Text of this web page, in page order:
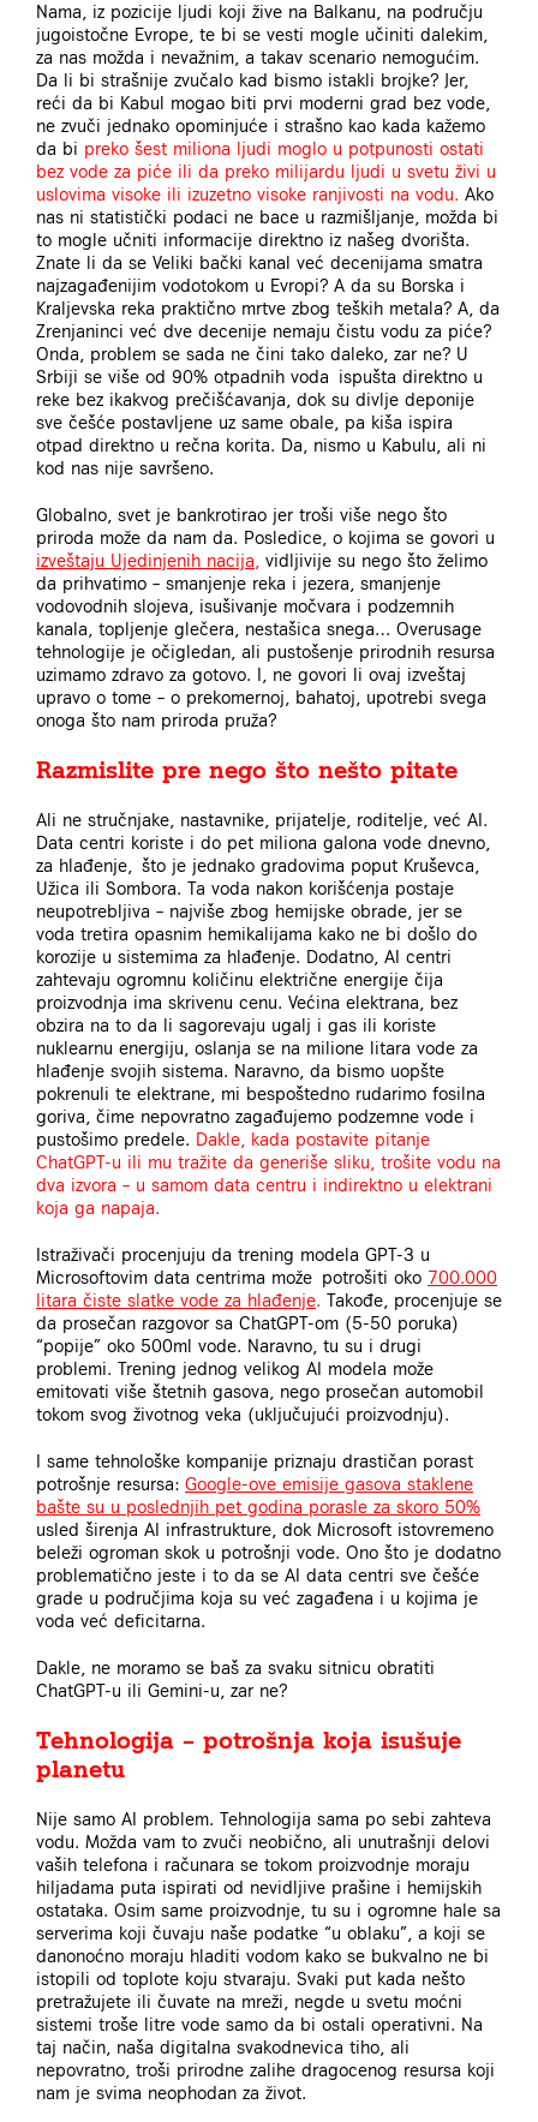
Nama, iz pozicije ljudi koji žive na Balkanu, na području
jugoistočne Evrope, te bi se vesti mogle učiniti dalekim,
za nas možda i nevažnim, a takav scenario nemogućim.
Da li bi strašnije zvučalo kad bismo istakli brojke? Jer,
reći da bi Kabul mogao biti prvi moderni grad bez vode,
ne zvuči jednako opominjuće i strašno kao kada kažemo
da bi preko šest miliona ljudi moglo u potpunosti ostati
bez vode za piće ili da preko milijardu ljudi u svetu živi u
uslovima visoke ili izuzetno visoke ranjivosti na vodu. Ako
nas ni statistički podaci ne bace u razmišljanje, možda bi
to mogle učniti informacije direktno iz našeg dvorišta.
Znate li da se Veliki bački kanal već decenijama smatra
najzagađenijim vodotokom u Evropi? A da su Borska i
Kraljevska reka praktično mrtve zbog teških metala? A, da
Zrenjaninci već dve decenije nemaju čistu vodu za piće?
Onda, problem se sada ne čini tako daleko, zar ne? U
Srbiji se više od 90% otpadnih voda ispušta direktno u
reke bez ikakvog prečišćavanja, dok su divlje deponije
sve češće postavljene uz same obale, pa kiša ispira
otpad direktno u rečna korita. Da, nismo u Kabulu, ali ni
kod nas nije savršeno.
Globalno, svet je bankrotirao jer troši više nego što
priroda može da nam da. Posledice, o kojima se govori u
izveštaju Ujedinjenih nacija, vidljivije su nego što želimo
da prihvatimo – smanjenje reka i jezera, smanjenje
vodovodnih slojeva, isušivanje močvara i podzemnih
kanala, topljenje glečera, nestašica snega… Overusage
tehnologije je očigledan, ali pustošenje prirodnih resursa
uzimamo zdravo za gotovo. I, ne govori li ovaj izveštaj
upravo o tome – o prekomernoj, bahatoj, upotrebi svega
onoga što nam priroda pruža?
Razmislite pre nego što nešto pitate
Ali ne stručnjake, nastavnike, prijatelje, roditelje, već AI.
Data centri koriste i do pet miliona galona vode dnevno,
za hlađenje, što je jednako gradovima poput Kruševca,
Užica ili Sombora. Ta voda nakon korišćenja postaje
neupotrebljiva – najviše zbog hemijske obrade, jer se
voda tretira opasnim hemikalijama kako ne bi došlo do
korozije u sistemima za hlađenje. Dodatno, AI centri
zahtevaju ogromnu količinu električne energije čija
proizvodnja ima skrivenu cenu. Većina elektrana, bez
obzira na to da li sagorevaju ugalj i gas ili koriste
nuklearnu energiju, oslanja se na milione litara vode za
hlađenje svojih sistema. Naravno, da bismo uopšte
pokrenuli te elektrane, mi bespoštedno rudarimo fosilna
goriva, čime nepovratno zagađujemo podzemne vode i
pustošimo predele. Dakle, kada postavite pitanje
ChatGPT-u ili mu tražite da generiše sliku, trošite vodu na
dva izvora – u samom data centru i indirektno u elektrani
koja ga napaja.
Istraživači procenjuju da trening modela GPT-3 u
Microsoftovim data centrima može potrošiti oko 700.000
litara čiste slatke vode za hlađenje. Takođe, procenjuje se
da prosečan razgovor sa ChatGPT-om (5-50 poruka)
“popije” oko 500ml vode. Naravno, tu su i drugi
problemi. Trening jednog velikog AI modela može
emitovati više štetnih gasova, nego prosečan automobil
tokom svog životnog veka (uključujući proizvodnju).
I same tehnološke kompanije priznaju drastičan porast
potrošnje resursa: Google-ove emisije gasova staklene
bašte su u poslednjih pet godina porasle za skoro 50%
usled širenja AI infrastrukture, dok Microsoft istovremeno
beleži ogroman skok u potrošnji vode. Ono što je dodatno
problematično jeste i to da se AI data centri sve češće
grade u područjima koja su već zagađena i u kojima je
voda već deficitarna.
Dakle, ne moramo se baš za svaku sitnicu obratiti
ChatGPT-u ili Gemini-u, zar ne?
Tehnologija – potrošnja koja isušuje
planetu
Nije samo AI problem. Tehnologija sama po sebi zahteva
vodu. Možda vam to zvuči neobično, ali unutrašnji delovi
vaših telefona i računara se tokom proizvodnje moraju
hiljadama puta ispirati od nevidljive prašine i hemijskih
ostataka. Osim same proizvodnje, tu su i ogromne hale sa
serverima koji čuvaju naše podatke “u oblaku”, a koji se
danonoćno moraju hladiti vodom kako se bukvalno ne bi
istopili od toplote koju stvaraju. Svaki put kada nešto
pretražujete ili čuvate na mreži, negde u svetu moćni
sistemi troše litre vode samo da bi ostali operativni. Na
taj način, naša digitalna svakodnevica tiho, ali
nepovratno, troši prirodne zalihe dragocenog resursa koji
nam je svima neophodan za život.